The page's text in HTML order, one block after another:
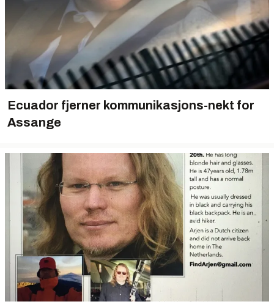
Ecuador fjerner kommunikasjons-nekt for
Assange